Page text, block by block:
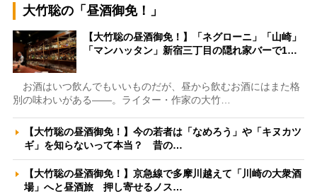
大竹聡の「昼酒御免！」
【大竹聡の昼酒御免！】「ネグローニ」「山崎」
「マンハッタン」新宿三丁目の隠れ家バーで1…
お酒はいつ飲んでもいいものだが、昼から飲むお酒にはまた格
別の味わいがある――。ライター・作家の大竹…
【大竹聡の昼酒御免！】今の若者は「なめろう」や「キヌカツ
ギ」を知らないって本当？ 昔の…
【大竹聡の昼酒御免！】京急線で多摩川越えて「川崎の大衆酒
場」へと昼酒旅 押し寄せるノス…